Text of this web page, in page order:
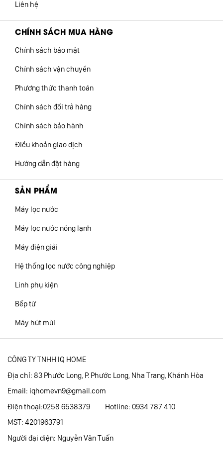
Liên hệ
CHÍNH SÁCH MUA HÀNG
Chính sách bảo mật
Chính sách vận chuyển
Phương thức thanh toán
Chính sách đổi trả hàng
Chính sách bảo hành
Điều khoản giao dịch
Hướng dẫn đặt hàng
SẢN PHẨM
Máy lọc nước
Máy lọc nước nóng lạnh
Máy điện giải
Hệ thống lọc nước công nghiệp
Linh phụ kiện
Bếp từ
Máy hút mùi
CÔNG TY TNHH IQ HOME
Địa chỉ: 83 Phước Long, P. Phước Long, Nha Trang, Khánh Hòa
Email: iqhomevn9@gmail.com
Điện thoại:0258 6538379 Hotline: 0934 787 410
MST: 4201963791
Người đại diện: Nguyễn Văn Tuấn